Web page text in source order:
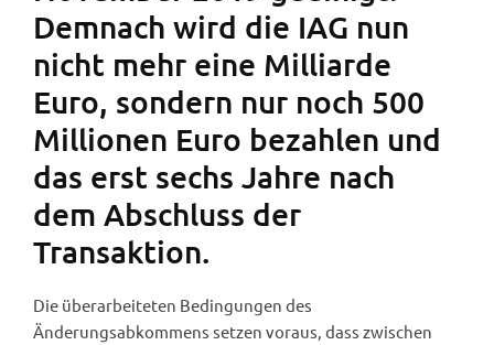
Demnach wird die IAG nun
nicht mehr eine Milliarde
Euro, sondern nur noch 500
Millionen Euro bezahlen und
das erst sechs Jahre nach
dem Abschluss der
Transaktion.
Die überarbeiteten Bedingungen des
Änderungsabkommens setzen voraus, dass zwischen